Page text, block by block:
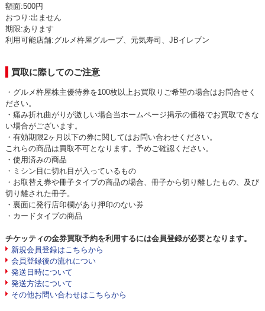
額面:500円
おつり:出ません
期限:あります
利用可能店舗:グルメ杵屋グループ、元気寿司、JBイレブン
買取に際してのご注意
・グルメ杵屋株主優待券を100枚以上お買取りご希望の場合はお問合せく
ださい。
・痛み折れ曲がりが激しい場合当ホームページ掲示の価格でお買取できな
い場合がございます。
・有効期限2ヶ月以下の券に関してはお問い合わせください。
これらの商品は買取不可となります。予めご確認ください。
・使用済みの商品
・ミシン目に切れ目が入っているもの
・お取替え券や冊子タイプの商品の場合、冊子から切り離したもの、及び
切り離された冊子。
・裏面に発行店印欄があり押印のない券
・カードタイプの商品
チケッティの金券買取予約を利用するには会員登録が必要となります。
新規会員登録はこちらから
会員登録後の流れについ
発送日時について
発送方法について
その他お問い合わせはこちらから